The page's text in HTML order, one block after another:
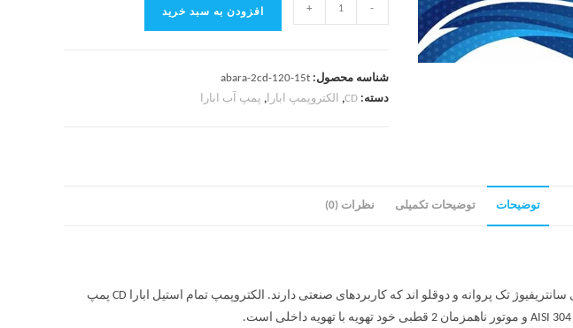
-
+ افزودن به سبد خرید
شناسه محصول:abara-2cd-120-15t
دسته:CD
, الکتروپمپ ابارا, پمپ آب ابارا
توضیحات توضیحات تکمیلی نظرات (0)
الکتروپمپ تمام استیل ابارا CD از نوع پمپ های سانتریفیوژ تک پروانه و دوقلو اند که کاربردهای صنعتی دارند. الکتروپمپ تمام استیل ابارا CD پمپ